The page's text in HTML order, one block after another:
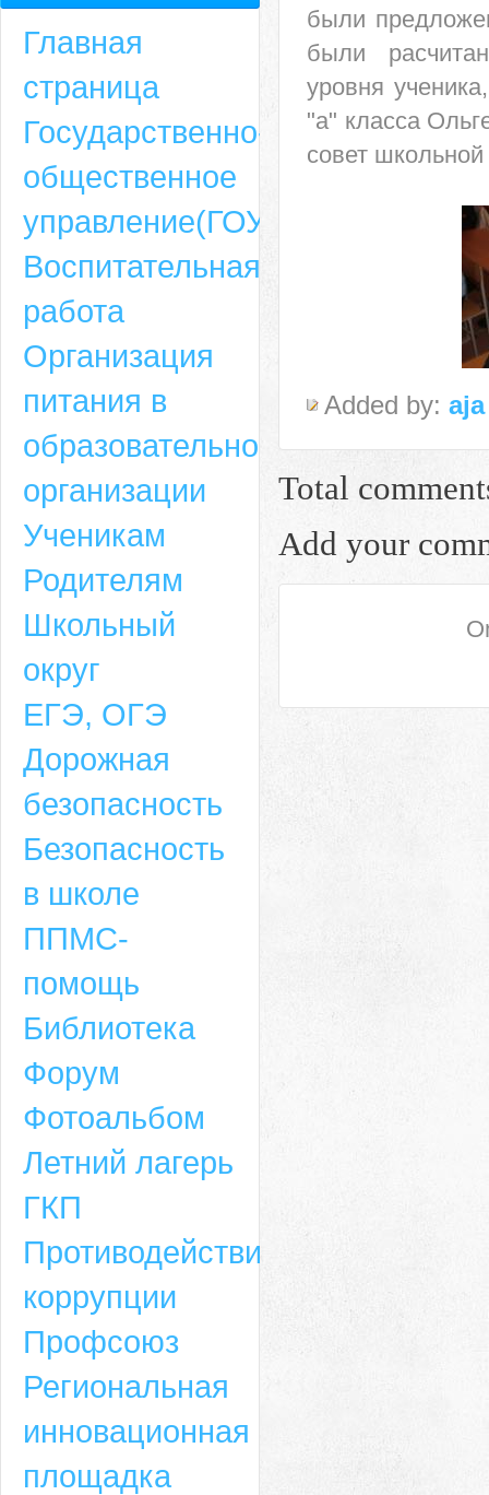
Адрес
659635, Алтайский край, Алтайский район, село Ая, ул. Школьная 11.
6-49, электронный адрес: aja_70@mail.ru
Адрес
6-49, электронный адрес: aja_70@mail.ru
были
были
уровня
"а" класса
совет
Added by: aja
Total
Add your
Главная
страница
Государственно-
общественное
управление(ГОУ)
Воспитательная
работа
Организация
питания в
образовательной
организации
Ученикам
Родителям
Школьный
округ
ЕГЭ, ОГЭ
Дорожная
безопасность
Безопасность
в школе
ППМС-
помощь
Библиотека
Форум
Фотоальбом
Летний лагерь
ГКП
Противодействие
коррупции
Профсоюз
Региональная
инновационная
площадка